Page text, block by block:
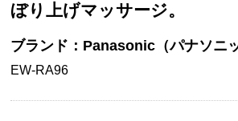
ぼり上げマッサージ。
ブランド：Panasonic（パナソニッ
EW-RA96